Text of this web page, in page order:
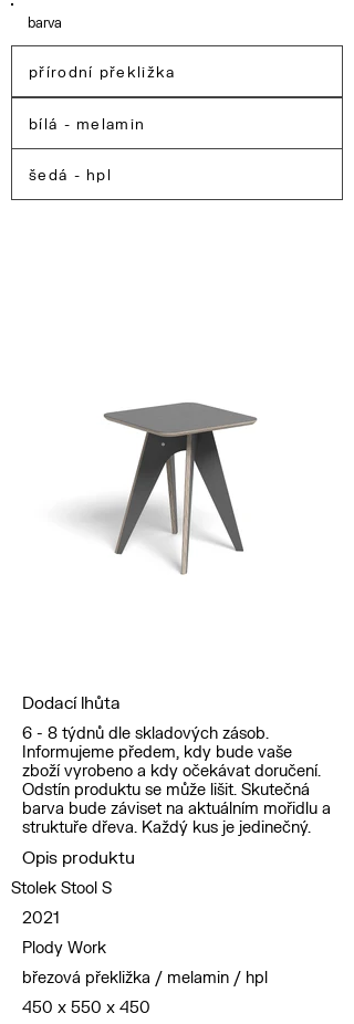
barva
přírodní překližka
šedá - hpl
bílá - melamin
Dodací lhůta
6 - 8 týdnů dle skladových zásob.
Informujeme předem, kdy bude vaše
zboží vyrobeno a kdy očekávat doručení.
Odstín produktu se může lišit. Skutečná
barva bude záviset na aktuálním mořidlu a
struktuře dřeva. Každý kus je jedinečný.
Opis produktu
Stolek Stool S
2021
Plody Work
březová překližka / melamin / hpl
450 x 550 x 450